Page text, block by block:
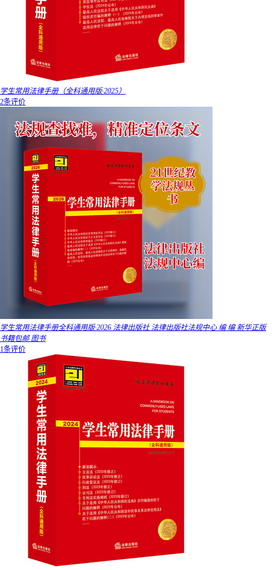
学生常用法律手册（全科通用版·2025）
2条评价
学生常用法律手册全科通用版·2026 法律出版社 法律出版社法规中心 编 编 新华正版
书籍包邮 图书
1条评价